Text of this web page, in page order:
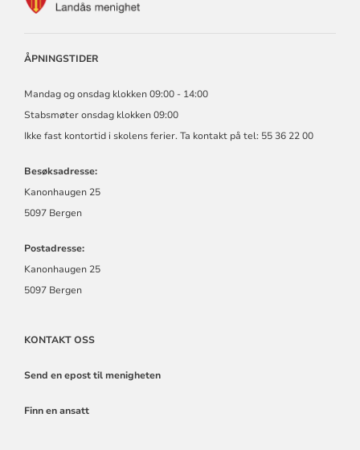
ÅPNINGSTIDER
Mandag og onsdag klokken 09:00 - 14:00
Stabsmøter onsdag klokken 09:00
Ikke fast kontortid i skolens ferier. Ta kontakt på tel: 55 36 22 00
Besøksadresse:
Kanonhaugen 25
5097 Bergen
Postadresse:
Kanonhaugen 25
5097 Bergen
KONTAKT OSS
Send en epost til menigheten
Finn en ansatt